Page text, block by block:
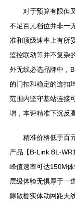
对于预算有限但
不足百元档位并非一
准和顶级速率上有所
监控联动等并不复杂
外无线必选品牌中，
的门扣和稳定的连扣
范围内坚守基站连接
增，本评精准下沉反
精准价格低于百
产品【B-Link BL-
峰值速率可达150M
层级体验无惧厚于一
隙散棚实体动网距天